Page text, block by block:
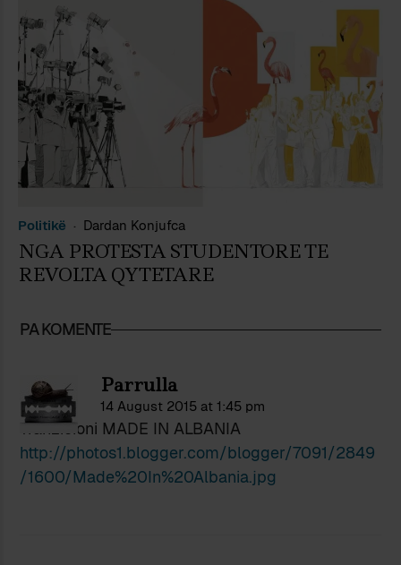
Politikë Dardan Konjufca
NGA PROTESTA STUDENTORE TE
REVOLTA QYTETARE
PA KOMENTE
Parrulla
14 August 2015 at 1:45 pm
Tranzicioni MADE IN ALBANIA
http://photos1.blogger.com/blogger/7091/2849
/1600/Made%20In%20Albania.jpg